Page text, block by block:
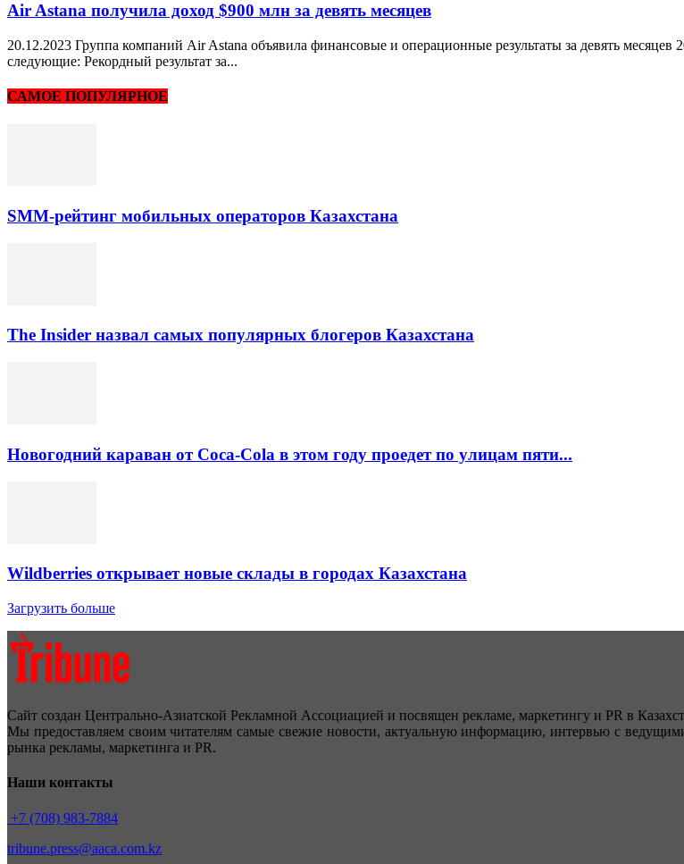
Air Astana получила доход $900 млн за девять месяцев
20.12.2023 Группа компаний Air Astana объявила финансовые и операционные результаты за девять
следующие: Рекордный результат за...
САМОЕ ПОПУЛЯРНОЕ
SMM-рейтинг мобильных операторов Казахстана
The Insider назвал самых популярных блогеров Казахстана
Новогодний караван от Coca-Cola в этом году проедет по улицам пяти...
Wildberries открывает новые склады в городах Казахстана
Загрузить больше
Сайт создан Центрально-Азиатской Рекламной Ассоциацией и посвящен рекламе, маркетингу и PR в
Мы предоставляем своим читателям самые свежие новости, актуальную информацию, интервью с
рынка рекламы, маркетинга и PR.
Наши контакты
+7 (708) 983-7884
tribune.press@aaca.com.kz